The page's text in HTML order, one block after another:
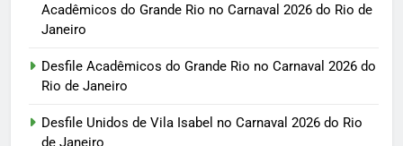
Acadêmicos do Grande Rio no Carnaval 2026 do Rio de
Janeiro
Desfile Acadêmicos do Grande Rio no Carnaval 2026 do
Rio de Janeiro
Desfile Unidos de Vila Isabel no Carnaval 2026 do Rio
de Janeiro